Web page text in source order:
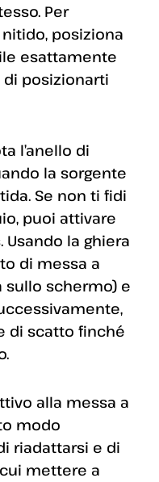
Per
posiziona
esattamente
posizionarti
l’anello di
la sorgente
Se non ti fidi
puoi attivare
Usando la ghiera
di messa a
sullo schermo) e
di scatto finché
alla messa a
modo
riadattarsi e di
mettere a